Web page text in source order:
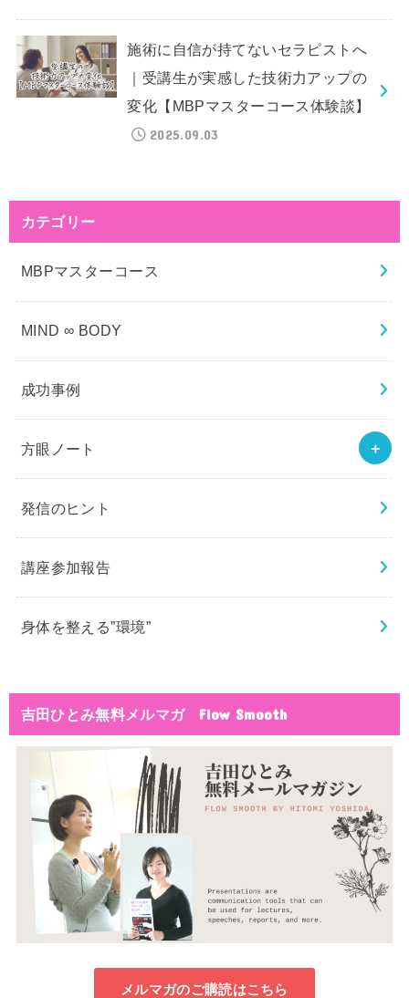
施術に自信が持てないセラピストへ
｜受講生が実感した技術力アップの
変化【MBPマスターコース体験談】
2025.09.03
カテゴリー
MBPマスターコース
MIND ∞ BODY
成功事例
方眼ノート
発信のヒント
講座参加報告
身体を整える”環境”
吉田ひとみ無料メルマガ Flow Smooth
メルマガのご購読はこちら